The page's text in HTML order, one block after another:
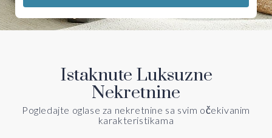
Istaknute Luksuzne
Nekretnine
Pogledajte oglase za nekretnine sa svim očekivanim
karakteristikama